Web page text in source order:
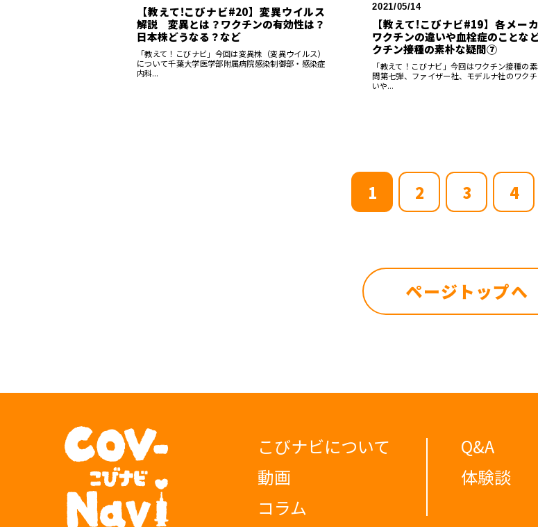
【教えて!こびナビ#20】変異ウイルス
解説 変異とは？ワクチンの有効性は？
日本株どうなる？など
「教えて！こびナビ」今回は変異株（変異ウイルス）
について千葉大学医学部附属病院感染制御部・感染症
内科...
2021/05/14
【教えて!こびナビ#19】各メー
ワクチンの違いや血栓症のこと
クチン接種の素朴な疑問⑦
「教えて！こびナビ」今回はワクチン接種の
問第七弾、ファイザー社、モデルナ社のワク
いや...
1 2 3 4
ページトップへ
こびナビについて
動画
コラム
Q&A
体験談